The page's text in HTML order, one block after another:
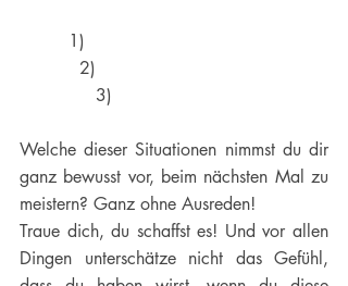
         1)
           2)
              3)
Welche dieser Situationen nimmst du dir
ganz bewusst vor, beim nächsten Mal zu
meistern? Ganz ohne Ausreden!
Traue dich, du schaffst es! Und vor allen
Dingen unterschätze nicht das Gefühl,